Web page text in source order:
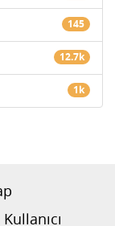
145
12.7k
1k
Kullanıcı